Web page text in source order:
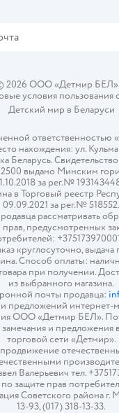
2026 ООО «Детмир БЕЛ»
условия пользования
Детский мир в Беларуси
нахождения: ул.
Беларусь.
выдано Минским
за рег.№
в Торговый реестр
09.09.2021 за рег.№ 518552.
рассматривать
предусмотренных
круглосуточно,
Способ оплаты:
при получении.
из выбранного магазина.
почты продавца:
предложений интернет-
ООО «Детмир БЕЛ».
замечания и предложения
торговой сети «Детмир».
Валерьевич тел.
защите прав
Советского района г.
13-93, (017) 318-13-33.